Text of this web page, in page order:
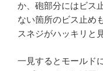
か、砲部分にはビス
ない箇所のビス止め
スネジがハッキリと
一見するとモールド